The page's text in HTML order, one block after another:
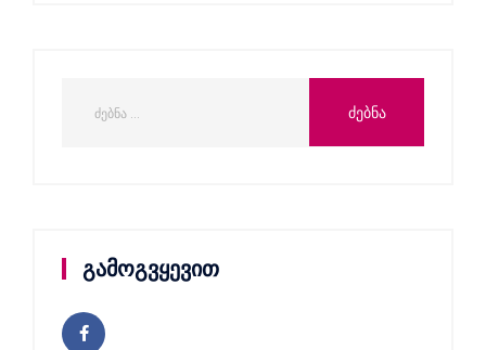
გამოგვყევით